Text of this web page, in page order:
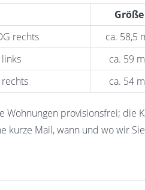
Größe
rechts
ca. 58,5
links
ca. 59 m
rechts
ca. 54 m
Wohnungen provisionsfrei; die
kurze Mail, wann und wo wir